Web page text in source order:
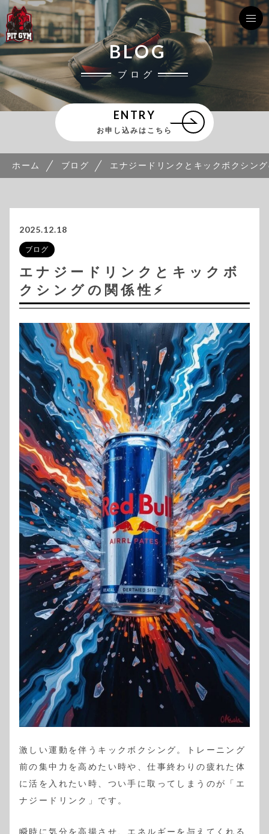
BLOG
ブログ
ENTRY
お申し込みはこちら
ホーム ブログ エナジードリンクとキックボクシング
2025.12.18
ブログ
エナジードリンクとキックボ
クシングの関係性⚡️
激しい運動を伴うキックボクシング。トレーニング
前の集中力を高めたい時や、仕事終わりの疲れた体
に活を入れたい時、つい手に取ってしまうのが「エ
ナジードリンク」です。
瞬時に気分を高揚させ、エネルギーを与えてくれる